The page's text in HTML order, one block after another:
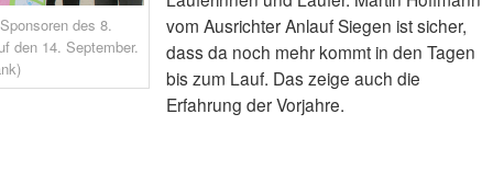
des 8.
den 14. September.
vom Ausrichter Anlauf Siegen ist sicher,
dass da noch mehr kommt in den Tagen
bis zum Lauf. Das zeige auch die
Erfahrung der Vorjahre.